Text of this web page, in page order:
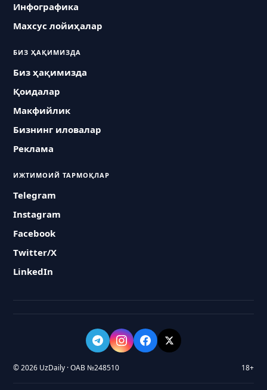
Инфографика
Махсус лойиҳалар
БИЗ ҲАҚИМИЗДА
Биз ҳақимизда
Қоидалар
Макфийлик
Бизнинг иловалар
Реклама
ИЖТИМОИЙ ТАРМОҚЛАР
Telegram
Instagram
Facebook
Twitter/X
LinkedIn
© 2026 UzDaily · ОАВ №248510 18+